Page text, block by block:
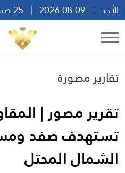
الأحد
تقارير مصورة
تقرير مصور |
تستهدف صفد
الشمال المحتل